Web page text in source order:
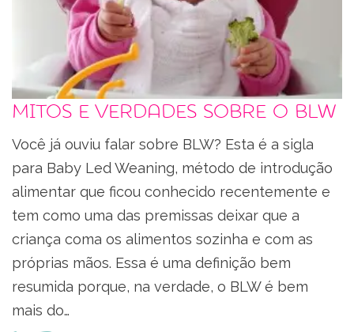
Mitos e verdades sobre o BLW
Você já ouviu falar sobre BLW? Esta é a sigla
para Baby Led Weaning, método de introdução
alimentar que ficou conhecido recentemente e
tem como uma das premissas deixar que a
criança coma os alimentos sozinha e com as
próprias mãos. Essa é uma definição bem
resumida porque, na verdade, o BLW é bem
mais do…